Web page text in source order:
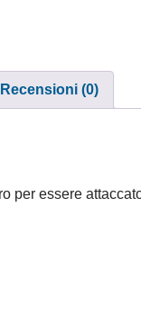
Recensioni (0)
per essere